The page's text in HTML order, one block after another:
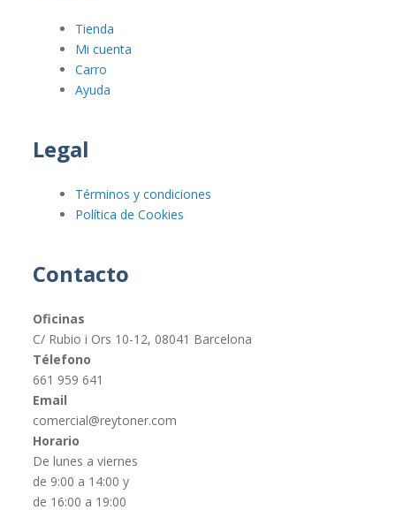
Tienda
Mi cuenta
Carro
Ayuda
Legal
Términos y condiciones
Política de Cookies
Contacto
Oficinas
C/ Rubio i Ors 10-12, 08041 Barcelona
Télefono
661 959 641
Email
comercial@reytoner.com
Horario
De lunes a viernes
de 9:00 a 14:00 y
de 16:00 a 19:00